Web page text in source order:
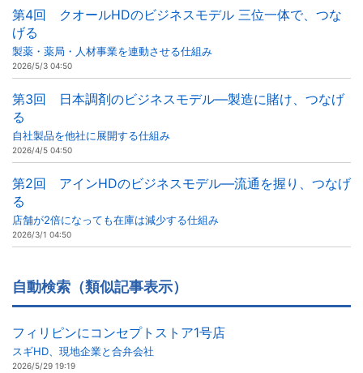
第4回 クオールHDのビジネスモデル 三位一体で、つな
げる
製薬・薬局・人材事業を連動させる仕組み
2026/5/3 04:50
第3回 日本調剤のビジネスモデル―製造に賭け、つなげ
る
自社製品を他社に展開する仕組み
2026/4/5 04:50
第2回 アインHDのビジネスモデル―流通を握り、つなげ
る
店舗が2倍になっても在庫は減少する仕組み
2026/3/1 04:50
自動検索（類似記事表示）
フィリピンにコンセプトストア1号店
スギHD、現地企業と合弁会社
2026/5/29 19:19